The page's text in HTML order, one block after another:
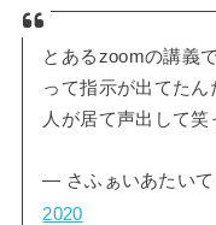
とあるzoomの講義
って指示が出てた
人が居て声出して笑
— さふぁいあたいて
2020